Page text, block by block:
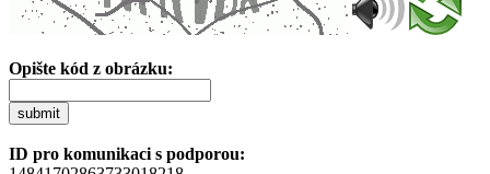
Opište kód z obrázku:
submit
ID pro komunikaci s podporou: